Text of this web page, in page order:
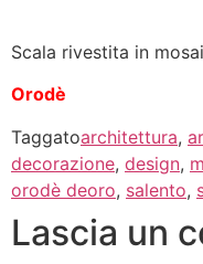
Scala rivestita in
Orodè
Taggatoarchitettura,
decorazione, design,
orodè deoro, salento,
Lascia un